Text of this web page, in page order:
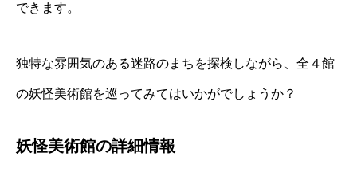
できます。
独特な雰囲気のある迷路のまちを探検しながら、全４館
の妖怪美術館を巡ってみてはいかがでしょうか？
妖怪美術館の詳細情報